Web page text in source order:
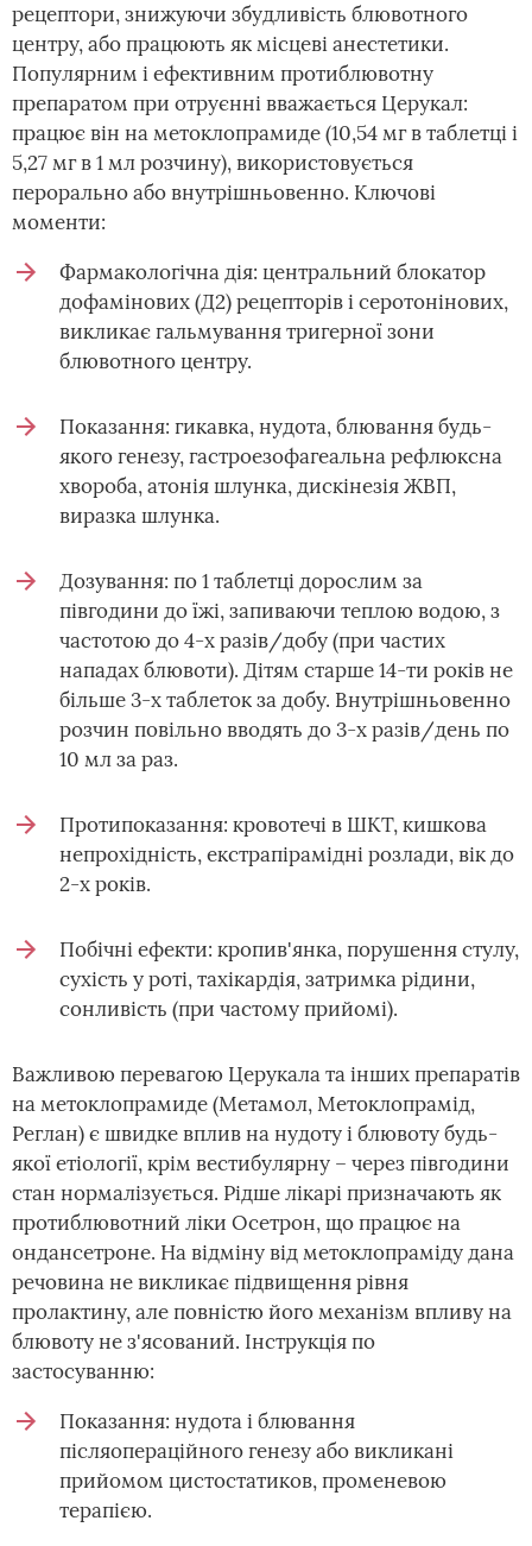
рецептори, знижуючи збудливість блювотного
центру, або працюють як місцеві анестетики.
Популярним і ефективним протиблювотну
препаратом при отруєнні вважається Церукал:
працює він на метоклопрамиде (10,54 мг в таблетці і
5,27 мг в 1 мл розчину), використовується
перорально або внутрішньовенно. Ключові
моменти:
Фармакологічна дія: центральний блокатор
дофамінових (Д2) рецепторів і серотонінових,
викликає гальмування тригерної зони
блювотного центру.
Показання: гикавка, нудота, блювання будь-
якого генезу, гастроезофагеальна рефлюксна
хвороба, атонія шлунка, дискінезія ЖВП,
виразка шлунка.
Дозування: по 1 таблетці дорослим за
півгодини до їжі, запиваючи теплою водою, з
частотою до 4-х разів/добу (при частих
нападах блювоти). Дітям старше 14-ти років не
більше 3-х таблеток за добу. Внутрішньовенно
розчин повільно вводять до 3-х разів/день по
10 мл за раз.
Протипоказання: кровотечі в ШКТ, кишкова
непрохідність, екстрапірамідні розлади, вік до
2-х років.
Побічні ефекти: кропив'янка, порушення стулу,
сухість у роті, тахікардія, затримка рідини,
сонливість (при частому прийомі).
Важливою перевагою Церукала та інших препаратів
на метоклопрамиде (Метамол, Метоклопрамід,
Реглан) є швидке вплив на нудоту і блювоту будь-
якої етіології, крім вестибулярну – через півгодини
стан нормалізується. Рідше лікарі призначають як
протиблювотний ліки Осетрон, що працює на
ондансетроне. На відміну від метоклопраміду дана
речовина не викликає підвищення рівня
пролактину, але повністю його механізм впливу на
блювоту не з'ясований. Інструкція по
застосуванню:
Показання: нудота і блювання
післяопераційного генезу або викликані
прийомом цистостатиков, променевою
терапією.